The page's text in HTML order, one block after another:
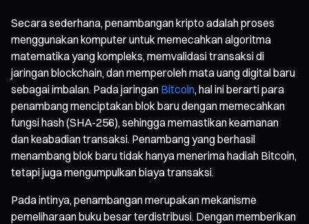
Secara sederhana, penambangan kripto adalah proses
menggunakan komputer untuk memecahkan algoritma
matematika yang kompleks, memvalidasi transaksi di
jaringan blockchain, dan memperoleh mata uang digital baru
sebagai imbalan. Pada jaringan Bitcoin, hal ini berarti para
penambang menciptakan blok baru dengan memecahkan
fungsi hash (SHA-256), sehingga memastikan keamanan
dan keabadian transaksi. Penambang yang berhasil
menambang blok baru tidak hanya menerima hadiah Bitcoin,
tetapi juga mengumpulkan biaya transaksi.
Pada intinya, penambangan merupakan mekanisme
pemeliharaan buku besar terdistribusi. Dengan memberikan